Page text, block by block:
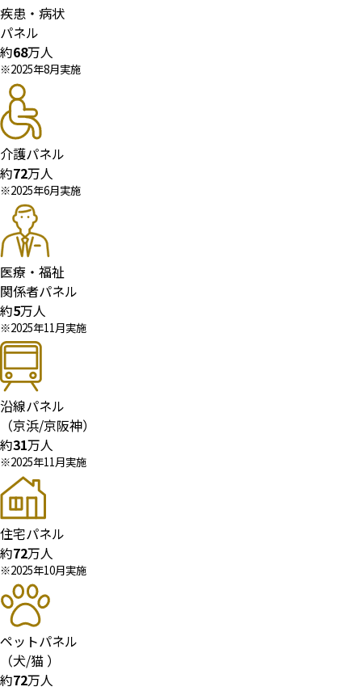
疾患・病状
パネル
約68万人
※2025年8月実施
介護パネル
約72万人
※2025年6月実施
医療・福祉
関係者パネル
約5万人
※2025年11月実施
沿線パネル
（京浜/京阪神）
約31万人
※2025年11月実施
住宅パネル
約72万人
※2025年10月実施
ペットパネル
（犬/猫 ）
約72万人